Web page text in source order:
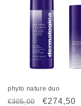
phyto nature duo
Redna
€305,00
Znižana
€274,50